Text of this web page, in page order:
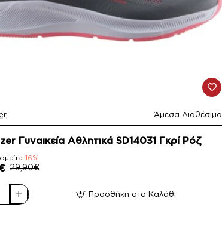
Άμεσα Διαθέσιμο
Γυναικεία Αθλητικά SD14031 Γκρί Ρόζ
-16%
29,90€
Προσθήκη στο Καλάθι